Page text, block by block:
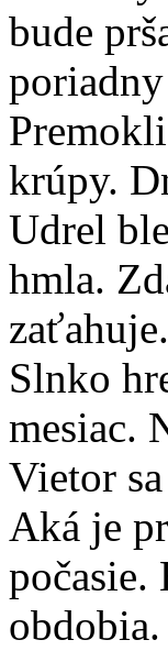
bude
krúpy.
Udrel
hmla.
Slnko
mesiac.
Vietor
Aká je
počasie.